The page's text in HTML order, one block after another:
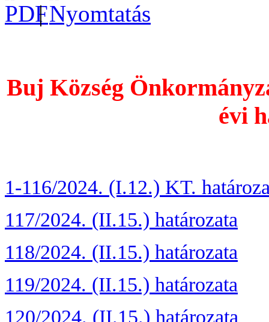
|
Buj Község
évi
1-116/2024. (I.12.) KT.
117/2024. (II.15.) határozata
118/2024. (II.15.) határozata
119/2024. (II.15.) határozata
120/2024. (II.15.) határozata